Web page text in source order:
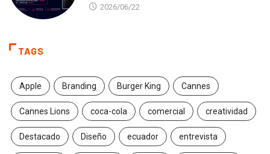
2026/06/22
TAGS
Apple Branding Burger King Cannes
Cannes Lions coca-cola comercial creatividad
Destacado Diseño ecuador entrevista